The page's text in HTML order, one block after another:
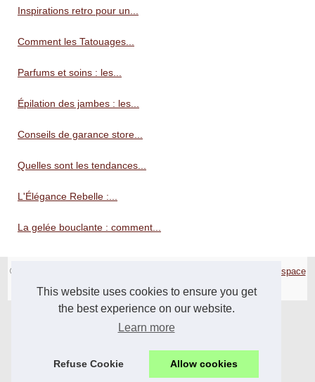
This website uses cookies to ensure you get
the best experience on our website.
Learn more
Refuse Cookie Allow cookies
Inspirations retro pour un...
Comment les Tatouages...
Parfums et soins : les...
Épilation des jambes : les...
Conseils de garance store...
Quelles sont les tendances...
L'Élégance Rebelle :...
La gelée bouclante : comment...
© 2026
Espace
Privé